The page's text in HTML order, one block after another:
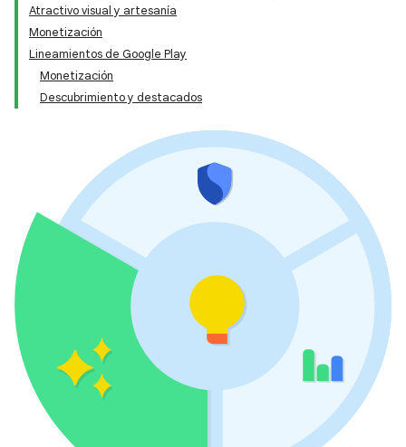
Atractivo visual y artesanía
Monetización
Lineamientos de Google Play
Monetización
Descubrimiento y destacados